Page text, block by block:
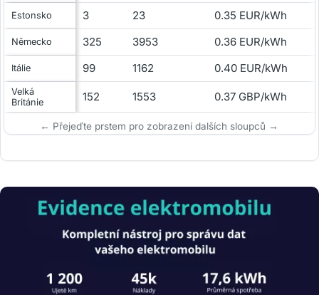
Estonsko 3 23 0.35 EUR/kWh
Německo 325 3953 0.36 EUR/kWh
Itálie 99 1162 0.40 EUR/kWh
Velká
Británie
152 1553 0.37 GBP/kWh
← Přejeďte prstem pro zobrazení dalších sloupců →
Obrázek